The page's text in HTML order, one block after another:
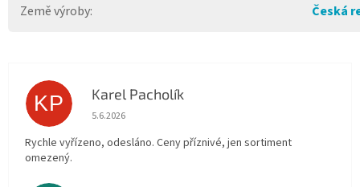
Země výroby: Česká
KP Karel Pacholík
Hodnocení obchodu je 4 z 5 hvězdiček.
5.6.2026
Rychle vyřízeno, odesláno. Ceny příznivé, jen sortiment
omezený.